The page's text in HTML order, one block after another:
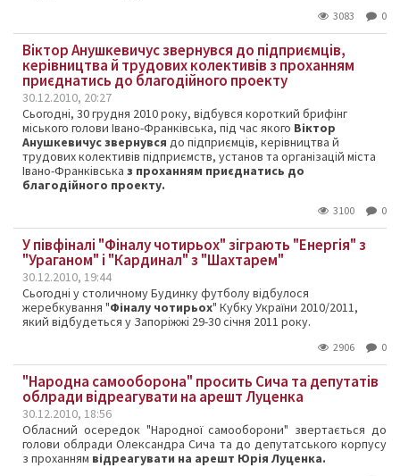
3083 0
Віктор Анушкевичус звернувся до підприємців,
керівництва й трудових колективів з проханням
приєднатись до благодійного проекту
30.12.2010, 20:27
Сьогодні, 30 грудня 2010 року, відбувся короткий брифінг
міського голови Івано-Франківська, під час якого Віктор
Анушкевичус звернувся до підприємців, керівництва й
трудових колективів підприємств, установ та організацій міста
Івано-Франківська з проханням приєднатись до
благодійного проекту.
3100 0
У півфіналі "Фіналу чотирьох" зіграють "Енергія" з
"Ураганом" і "Кардинал" з "Шахтарем"
30.12.2010, 19:44
Сьогодні у столичному Будинку футболу відбулося
жеребкування "Фіналу чотирьох" Кубку України 2010/2011,
який відбудеться у Запоріжжі 29-30 січня 2011 року.
2906 0
"Народна самооборона" просить Сича та депутатів
облради відреагувати на арешт Луценка
30.12.2010, 18:56
Обласний осередок "Народної самооборони" звертається до
голови облради Олександра Сича та до депутатського корпусу
з проханням відреагувати на арешт Юрія Луценка.